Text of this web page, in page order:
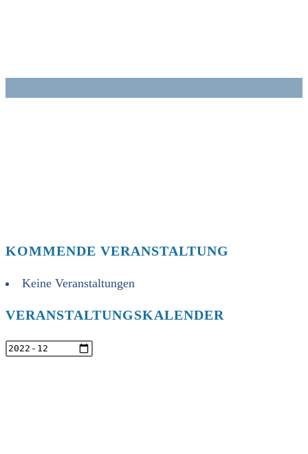
KOMMENDE VERANSTALTUNG
Keine Veranstaltungen
VERANSTALTUNGSKALENDER